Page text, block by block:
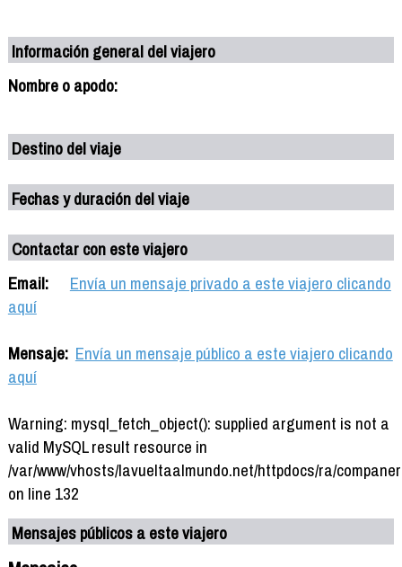
Información general del viajero
Nombre o apodo:
Destino del viaje
Fechas y duración del viaje
Contactar con este viajero
Email:
Envía un mensaje privado a este viajero clicando
aquí
Mensaje: Envía un mensaje público a este viajero clicando
aquí
Warning: mysql_fetch_object(): supplied argument is not a
valid MySQL result resource in
/var/www/vhosts/lavueltaalmundo.net/httpdocs/ra/
on line 132
Mensajes públicos a este viajero